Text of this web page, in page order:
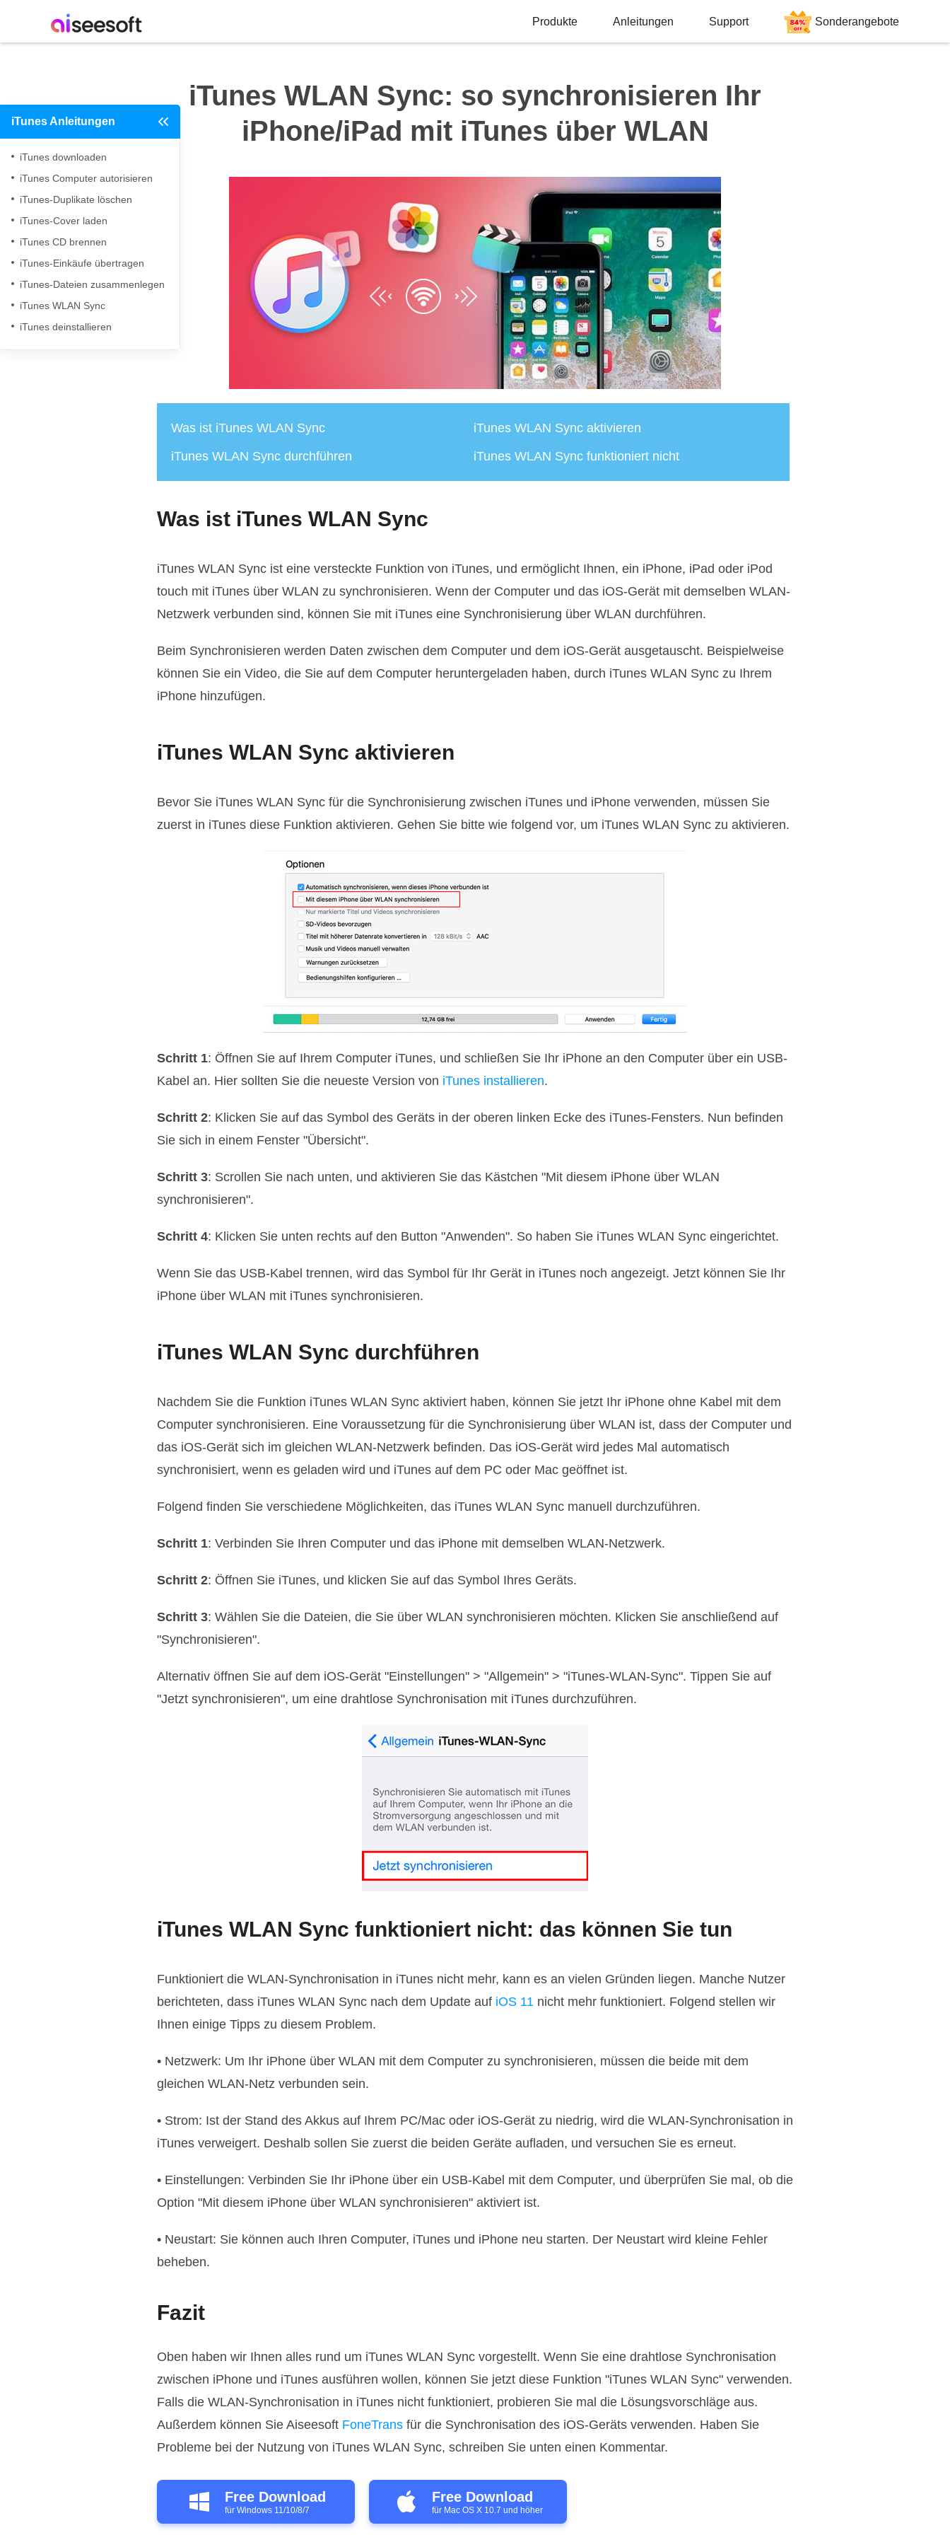
Produkte Anleitungen Support Sonderangebote
iTunes Anleitungen
iTunes downloaden
iTunes Computer autorisieren
iTunes-Duplikate löschen
iTunes-Cover laden
iTunes CD brennen
iTunes-Einkäufe übertragen
iTunes-Dateien zusammenlegen
iTunes WLAN Sync
iTunes deinstallieren
iTunes WLAN Sync: so synchronisieren Ihr
iPhone/iPad mit iTunes über WLAN
Was ist iTunes WLAN Sync
iTunes WLAN Sync aktivieren
iTunes WLAN Sync durchführen
iTunes WLAN Sync funktioniert nicht
Was ist iTunes WLAN Sync
iTunes WLAN Sync ist eine versteckte Funktion von iTunes, und ermöglicht Ihnen, ein iPhone, iPad oder iPod
touch mit iTunes über WLAN zu synchronisieren. Wenn der Computer und das iOS-Gerät mit demselben WLAN-
Netzwerk verbunden sind, können Sie mit iTunes eine Synchronisierung über WLAN durchführen.
Beim Synchronisieren werden Daten zwischen dem Computer und dem iOS-Gerät ausgetauscht. Beispielweise
können Sie ein Video, die Sie auf dem Computer heruntergeladen haben, durch iTunes WLAN Sync zu Ihrem
iPhone hinzufügen.
iTunes WLAN Sync aktivieren
Bevor Sie iTunes WLAN Sync für die Synchronisierung zwischen iTunes und iPhone verwenden, müssen Sie
zuerst in iTunes diese Funktion aktivieren. Gehen Sie bitte wie folgend vor, um iTunes WLAN Sync zu aktivieren.
Schritt 1: Öffnen Sie auf Ihrem Computer iTunes, und schließen Sie Ihr iPhone an den Computer über ein USB-
Kabel an. Hier sollten Sie die neueste Version von iTunes installieren.
Schritt 2: Klicken Sie auf das Symbol des Geräts in der oberen linken Ecke des iTunes-Fensters. Nun befinden
Sie sich in einem Fenster "Übersicht".
Schritt 3: Scrollen Sie nach unten, und aktivieren Sie das Kästchen "Mit diesem iPhone über WLAN
synchronisieren".
Schritt 4: Klicken Sie unten rechts auf den Button "Anwenden". So haben Sie iTunes WLAN Sync eingerichtet.
Wenn Sie das USB-Kabel trennen, wird das Symbol für Ihr Gerät in iTunes noch angezeigt. Jetzt können Sie Ihr
iPhone über WLAN mit iTunes synchronisieren.
iTunes WLAN Sync durchführen
Nachdem Sie die Funktion iTunes WLAN Sync aktiviert haben, können Sie jetzt Ihr iPhone ohne Kabel mit dem
Computer synchronisieren. Eine Voraussetzung für die Synchronisierung über WLAN ist, dass der Computer und
das iOS-Gerät sich im gleichen WLAN-Netzwerk befinden. Das iOS-Gerät wird jedes Mal automatisch
synchronisiert, wenn es geladen wird und iTunes auf dem PC oder Mac geöffnet ist.
Folgend finden Sie verschiedene Möglichkeiten, das iTunes WLAN Sync manuell durchzuführen.
Schritt 1: Verbinden Sie Ihren Computer und das iPhone mit demselben WLAN-Netzwerk.
Schritt 2: Öffnen Sie iTunes, und klicken Sie auf das Symbol Ihres Geräts.
Schritt 3: Wählen Sie die Dateien, die Sie über WLAN synchronisieren möchten. Klicken Sie anschließend auf
"Synchronisieren".
Alternativ öffnen Sie auf dem iOS-Gerät "Einstellungen" > "Allgemein" > "iTunes-WLAN-Sync". Tippen Sie auf
"Jetzt synchronisieren", um eine drahtlose Synchronisation mit iTunes durchzuführen.
iTunes WLAN Sync funktioniert nicht: das können Sie tun
Funktioniert die WLAN-Synchronisation in iTunes nicht mehr, kann es an vielen Gründen liegen. Manche Nutzer
berichteten, dass iTunes WLAN Sync nach dem Update auf iOS 11 nicht mehr funktioniert. Folgend stellen wir
Ihnen einige Tipps zu diesem Problem.
• Netzwerk: Um Ihr iPhone über WLAN mit dem Computer zu synchronisieren, müssen die beide mit dem
gleichen WLAN-Netz verbunden sein.
• Strom: Ist der Stand des Akkus auf Ihrem PC/Mac oder iOS-Gerät zu niedrig, wird die WLAN-Synchronisation in
iTunes verweigert. Deshalb sollen Sie zuerst die beiden Geräte aufladen, und versuchen Sie es erneut.
• Einstellungen: Verbinden Sie Ihr iPhone über ein USB-Kabel mit dem Computer, und überprüfen Sie mal, ob die
Option "Mit diesem iPhone über WLAN synchronisieren" aktiviert ist.
• Neustart: Sie können auch Ihren Computer, iTunes und iPhone neu starten. Der Neustart wird kleine Fehler
beheben.
Fazit
Oben haben wir Ihnen alles rund um iTunes WLAN Sync vorgestellt. Wenn Sie eine drahtlose Synchronisation
zwischen iPhone und iTunes ausführen wollen, können Sie jetzt diese Funktion "iTunes WLAN Sync" verwenden.
Falls die WLAN-Synchronisation in iTunes nicht funktioniert, probieren Sie mal die Lösungsvorschläge aus.
Außerdem können Sie Aiseesoft FoneTrans für die Synchronisation des iOS-Geräts verwenden. Haben Sie
Probleme bei der Nutzung von iTunes WLAN Sync, schreiben Sie unten einen Kommentar.
Free Download
für Windows 11/10/8/7
Free Download
für Mac OS X 10.7 und höher